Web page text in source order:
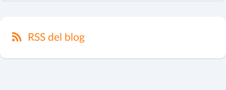
RSS del blog